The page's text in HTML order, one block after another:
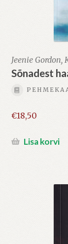
Jeenie Gordon,
Sõnadest
€18,50
Lisa korvi